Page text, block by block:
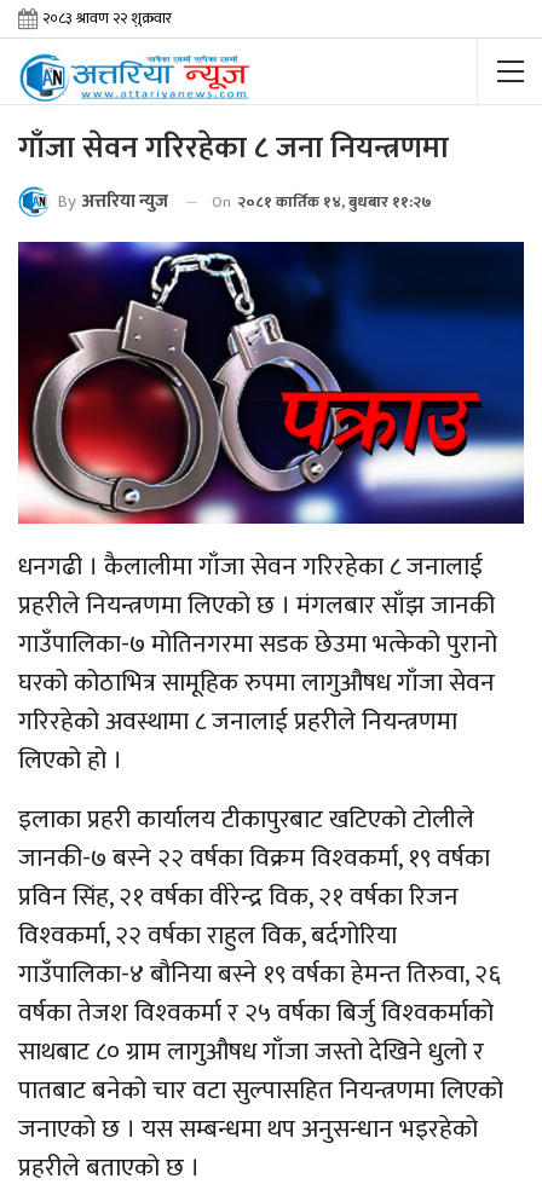
गाँजा सेवन गरिरहेका ८ जना नियन्त्रणमा
By अत्तरिया न्युज On २०८१ कार्तिक १४, बुधबार ११:२७
धनगढी । कैलालीमा गाँजा सेवन गरिरहेका ८ जनालाई
प्रहरीले नियन्त्रणमा लिएको छ । मंगलबार साँझ जानकी
गाउँपालिका-७ मोतिनगरमा सडक छेउमा भत्केको पुरानो
घरको कोठाभित्र सामूहिक रुपमा लागुऔषध गाँजा सेवन
गरिरहेको अवस्थामा ८ जनालाई प्रहरीले नियन्त्रणमा
लिएको हो ।
इलाका प्रहरी कार्यालय टीकापुरबाट खटिएको टोलीले
जानकी-७ बस्ने २२ वर्षका विक्रम विश्‍वकर्मा, १९ वर्षका
प्रविन सिंह, २१ वर्षका वीरेन्द्र विक, २१ वर्षका रिजन
विश्‍वकर्मा, २२ वर्षका राहुल विक, बर्दगोरिया
गाउँपालिका-४ बौनिया बस्ने १९ वर्षका हेमन्त तिरुवा, २६
वर्षका तेजश विश्‍वकर्मा र २५ वर्षका बिर्जु विश्‍वकर्माको
साथबाट ८० ग्राम लागुऔषध गाँजा जस्तो देखिने धुलो र
पातबाट बनेको चार वटा सुल्पासहित नियन्त्रणमा लिएको
जनाएको छ । यस सम्बन्धमा थप अनुसन्धान भइरहेको
प्रहरीले बताएको छ ।